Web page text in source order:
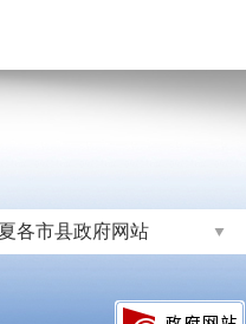
各市县政府网站